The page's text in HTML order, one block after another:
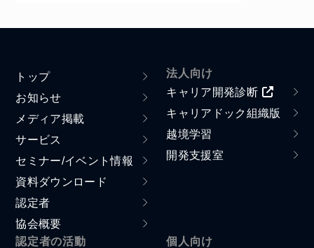
トップ
お知らせ
メディア掲載
サービス
セミナー/イベント情報
資料ダウンロード
認定者
協会概要
法人向け
キャリア開発診断
キャリアドック組織版
越境学習
開発支援室
認定者の活動
個人向け